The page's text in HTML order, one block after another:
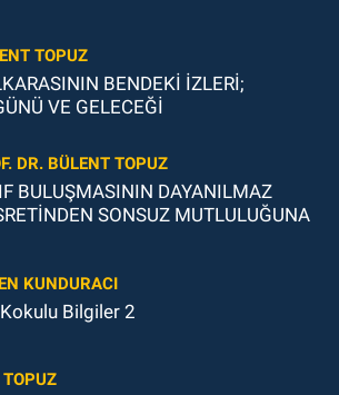
TOPUZ
BENDEKİ İZLERİ;
VE GELECEĞİ
DR. BÜLENT TOPUZ
BULUŞMASININ DAYANILMAZ
SONSUZ MUTLULUĞUNA
KUNDURACI
Bilgiler 2
TOPUZ